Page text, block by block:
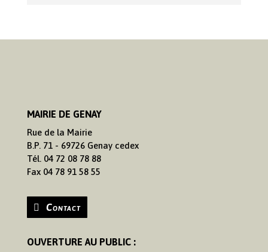
MAIRIE DE GENAY
Rue de la Mairie
B.P. 71 - 69726 Genay cedex
Tél. 04 72 08 78 88
Fax 04 78 91 58 55
Contact
OUVERTURE AU PUBLIC :